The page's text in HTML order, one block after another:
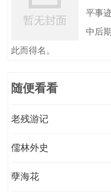
平事
中后
此而得名。
随便看看
老残游记
儒林外史
孽海花